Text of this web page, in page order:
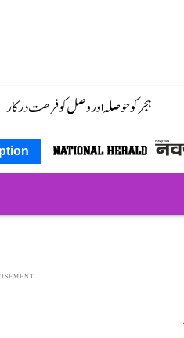
ہجر کو حوصلہ اور وصل کو فرصت درکار